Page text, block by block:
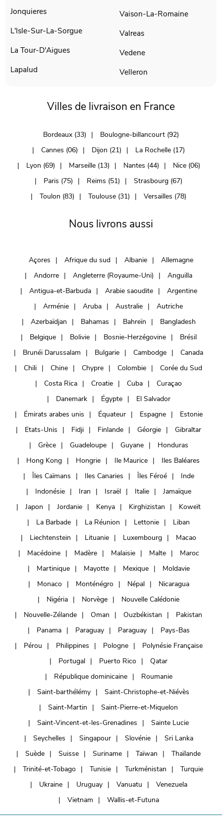
Jonquieres
L'Isle-Sur-La-Sorgue
La Tour-D'Aigues
Lapalud
Vaison-La-Romaine
Valreas
Vedene
Velleron
Villes de livraison en France
Bordeaux (33)
Boulogne-billancourt (92)
Cannes (06)
Dijon (21)
La Rochelle (17)
Lyon (69)
Marseille (13) Nantes (44)
Nice (06)
Paris (75)
Reims (51)
Strasbourg (67)
Toulon (83)
Toulouse (31) Versailles (78)
Nous livrons aussi
Açores Afrique du sud Albanie
Allemagne
Andorre
Angleterre (Royaume-Uni)
Anguilla
Antigua-et-Barbuda
Arabie saoudite
Argentine
Arménie
Aruba Australie
Autriche
Azerbaïdjan
Bahamas Bahreïn
Bangladesh
Belgique
Bolivie Bosnie-Herzégovine
Brésil
Brunéi Darussalam
Bulgarie Cambodge
Canada
Chili
Chine Chypre Colombie
Corée du Sud
Costa Rica
Croatie Cuba
Curaçao
Danemark
Égypte
El Salvador
Émirats arabes unis
Équateur Espagne
Estonie
Etats-Unis
Fidji Finlande Géorgie
Gibraltar
Grèce
Guadeloupe Guyane
Honduras
Hong Kong
Hongrie Ile Maurice
Iles Baléares
Îles Caïmans
Iles Canaries Îles Féroé
Inde
Indonésie
Iran Israël Italie
Jamaïque
Japon
Jordanie Kenya Kirghizistan
Koweït
La Barbade
La Réunion Lettonie
Liban
Liechtenstein
Lituanie Luxembourg
Macao
Macédoine
Madère Malaisie Malte
Maroc
Martinique
Mayotte Mexique
Moldavie
Monaco
Monténégro Népal
Nicaragua
Nigéria
Norvège
Nouvelle Calédonie
Nouvelle-Zélande
Oman Ouzbékistan
Pakistan
Panama
Paraguay Paraguay
Pays-Bas
Pérou
Philippines Pologne
Polynésie Française
Portugal
Puerto Rico
Qatar
République dominicaine
Roumanie
Saint-barthélémy
Saint-Christophe-et-Niévès
Saint-Martin
Saint-Pierre-et-Miquelon
Saint-Vincent-et-les-Grenadines
Sainte Lucie
Seychelles
Singapour Slovénie
Sri Lanka
Suède
Suisse Suriname Taïwan
Thaïlande
Trinité-et-Tobago
Tunisie Turkménistan
Turquie
Ukraine
Uruguay Vanuatu
Venezuela
Vietnam
Wallis-et-Futuna